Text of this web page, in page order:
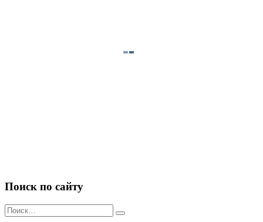
Поиск по сайту
Искать: